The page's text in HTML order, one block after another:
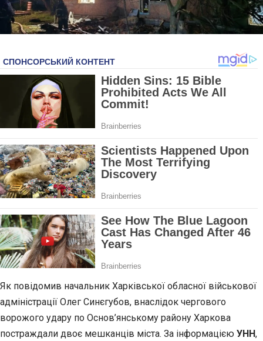
Як повідомив начальник Харківської обласної військової
адміністрації Олег Синєгубов, внаслідок чергового
ворожого удару по Основ’янському району Харкова
постраждали двоє мешканців міста. За інформацією УНН,